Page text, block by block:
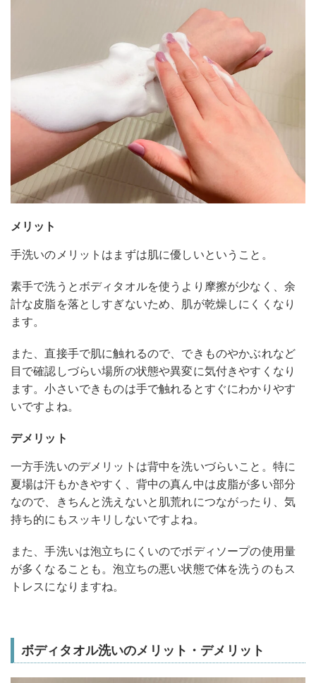
メリット
手洗いのメリットはまずは肌に優しいということ。
素手で洗うとボディタオルを使うより摩擦が少なく、余
計な皮脂を落としすぎないため、肌が乾燥しにくくなり
ます。
また、直接手で肌に触れるので、できものやかぶれなど
目で確認しづらい場所の状態や異変に気付きやすくなり
ます。小さいできものは手で触れるとすぐにわかりやす
いですよね。
デメリット
一方手洗いのデメリットは背中を洗いづらいこと。特に
夏場は汗もかきやすく、背中の真ん中は皮脂が多い部分
なので、きちんと洗えないと肌荒れにつながったり、気
持ち的にもスッキリしないですよね。
また、手洗いは泡立ちにくいのでボディソープの使用量
が多くなることも。泡立ちの悪い状態で体を洗うのもス
トレスになりますね。
ボディタオル洗いのメリット・デメリット